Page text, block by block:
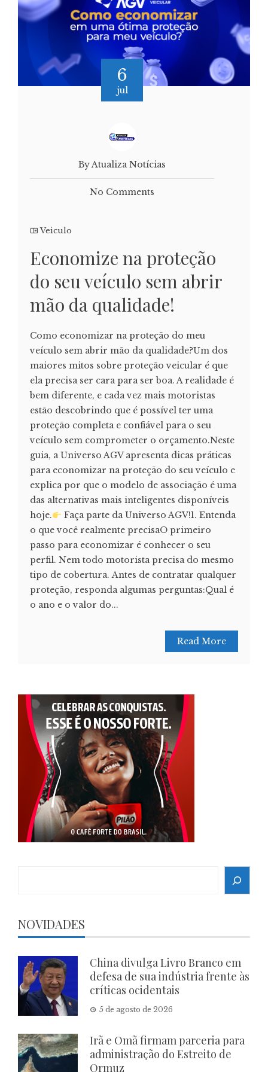
6
jul
By Atualiza Notícias
No Comments
Veiculo
Economize na proteção
do seu veículo sem abrir
mão da qualidade!
Como economizar na proteção do meu
veículo sem abrir mão da qualidade?Um dos
maiores mitos sobre proteção veicular é que
ela precisa ser cara para ser boa. A realidade é
bem diferente, e cada vez mais motoristas
estão descobrindo que é possível ter uma
proteção completa e confiável para o seu
veículo sem comprometer o orçamento.Neste
guia, a Universo AGV apresenta dicas práticas
para economizar na proteção do seu veículo e
explica por que o modelo de associação é uma
das alternativas mais inteligentes disponíveis
hoje.
Faça parte da Universo AGV!1. Entenda
o que você realmente precisaO primeiro
passo para economizar é conhecer o seu
perfil. Nem todo motorista precisa do mesmo
tipo de cobertura. Antes de contratar qualquer
proteção, responda algumas perguntas:Qual é
o ano e o valor do...
Read More
NOVIDADES
China divulga Livro Branco em
defesa de sua indústria frente às
críticas ocidentais
5 de agosto de 2026
Irã e Omã firmam parceria para
administração do Estreito de
Ormuz